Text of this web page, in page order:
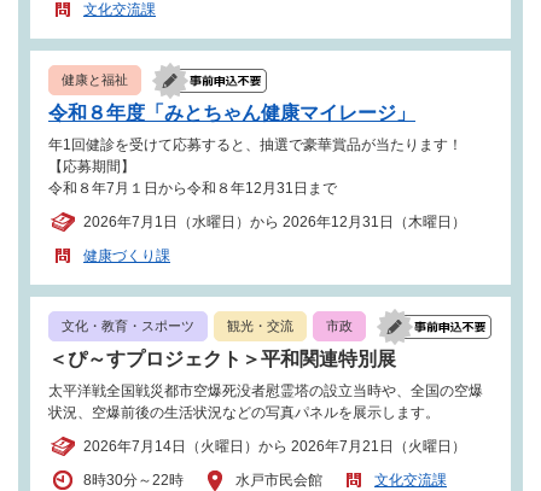
文化交流課
健康と福祉
令和８年度「みとちゃん健康マイレージ」
年1回健診を受けて応募すると、抽選で豪華賞品が当たります！
【応募期間】
令和８年7月１日から令和８年12月31日まで
2026年7月1日（水曜日）から 2026年12月31日（木曜日）
健康づくり課
文化・教育・スポーツ 観光・交流 市政
＜ぴ～すプロジェクト＞平和関連特別展
太平洋戦全国戦災都市空爆死没者慰霊塔の設立当時や、全国の空爆
状況、空爆前後の生活状況などの写真パネルを展示します。
2026年7月14日（火曜日）から 2026年7月21日（火曜日）
8時30分～22時
水戸市民会館 文化交流課